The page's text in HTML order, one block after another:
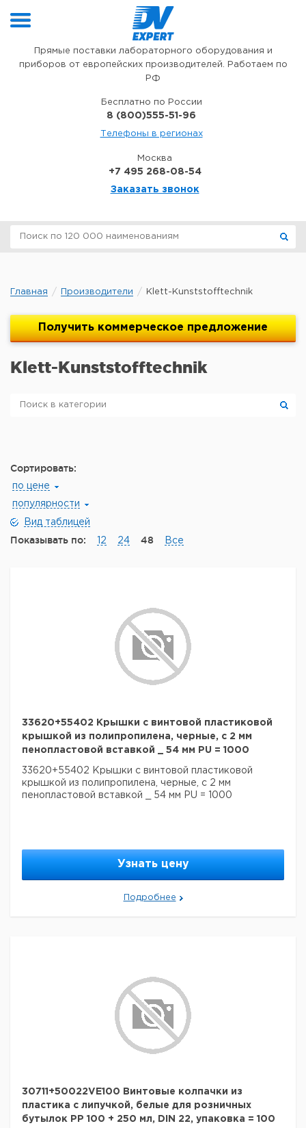
Прямые поставки лабораторного оборудования и
приборов от европейских производителей. Работаем по
РФ
Бесплатно по России
8 (800)555-51-96
Телефоны в регионах
Москва
+7 495 268-08-54
Заказать звонок
Главная Производители Klett-Kunststofftechnik
Получить коммерческое предложение
Klett-Kunststofftechnik
Сортировать:
по цене
популярности
Вид таблицей
Показывать по: 12 24 48 Все
33620+55402 Крышки с винтовой пластиковой
крышкой из полипропилена, черные, с 2 мм
пенопластовой вставкой _ 54 мм PU = 1000
33620+55402 Крышки с винтовой пластиковой
крышкой из полипропилена, черные, с 2 мм
пенопластовой вставкой _ 54 мм PU = 1000
Узнать цену
Подробнее
30711+50022VE100 Винтовые колпачки из
пластика с липучкой, белые для розничных
бутылок PP 100 + 250 мл, DIN 22, упаковка = 100